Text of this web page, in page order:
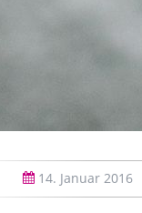
14. Januar 2016